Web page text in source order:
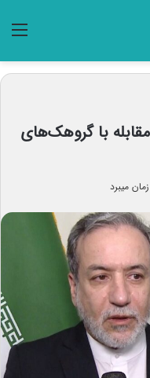
با گروهک‌های